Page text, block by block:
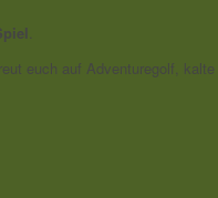
.
euch auf Adventuregolf, kalte